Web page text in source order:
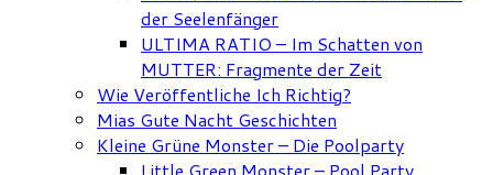
der Seelenfänger
ULTIMA RATIO – Im Schatten von
MUTTER: Fragmente der Zeit
Wie Veröffentliche Ich Richtig?
Mias Gute Nacht Geschichten
Kleine Grüne Monster – Die Poolparty